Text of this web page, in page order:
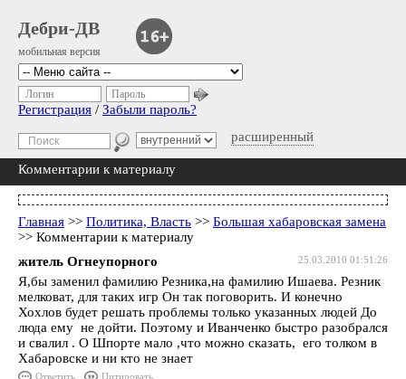
Дебри-ДВ
мобильная версия
расширенный
Логин Пароль
Регистрация / Забыли пароль?
Комментарии к материалу
Главная >> Политика, Власть >> Большая хабаровская замена
>> Комментарии к материалу
25.03.2010 01:51:26
житель Огнеупорного
Я,бы заменил фамилию Резника,на фамилию Ишаева. Резник
мелковат, для таких игр Он так поговорить. И конечно
Хохлов будет решать проблемы только указанных людей До
люда ему не дойти. Поэтому и Иванченко быстро разобрался
и свалил . О Шпорте мало ,что можно сказать, его толком в
Хабаровске и ни кто не знает
Ответить Цитировать